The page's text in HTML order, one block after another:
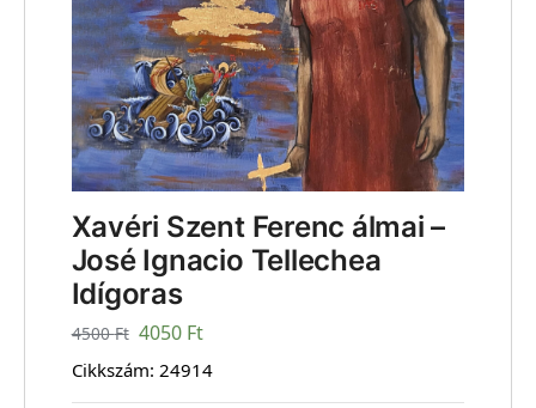
Xavéri Szent Ferenc álmai –
José Ignacio Tellechea
Idígoras
4500Ft 4050 Ft
Cikkszám: 24914